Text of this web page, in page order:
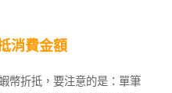
消費金額
幣折抵，要注意的是：單筆